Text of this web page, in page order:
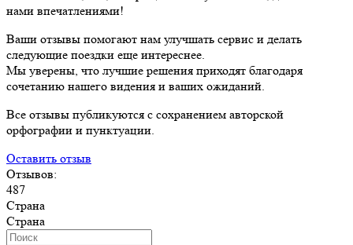
нами впечатлениями!
Ваши отзывы помогают нам улучшать сервис и делать
следующие поездки еще интереснее.
Мы уверены, что лучшие решения приходят благодаря
сочетанию нашего видения и ваших ожиданий.
Все отзывы публикуются с сохранением авторской
орфографии и пунктуации.
Оставить отзыв
Отзывов:
487
Страна
Страна